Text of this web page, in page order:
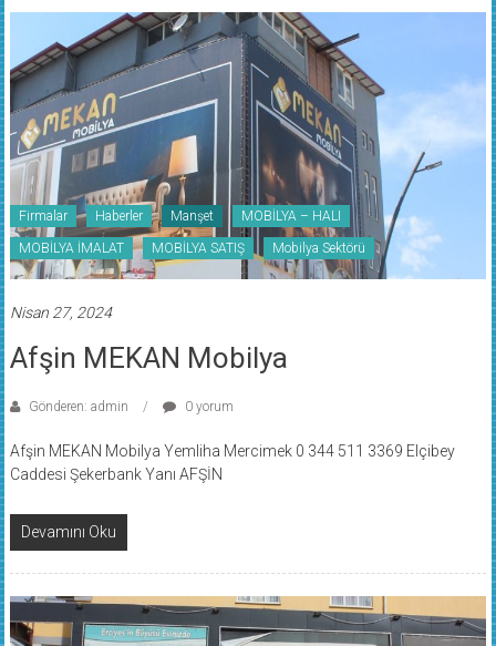
Firmalar Haberler Manşet MOBİLYA – HALI
MOBİLYA İMALAT MOBİLYA SATIŞ Mobilya Sektörü
Afşin MEKAN Mobilya
Caddesi Şekerbank Yanı AFŞİN
Devamını Oku